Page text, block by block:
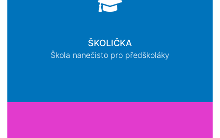
ŠKOLIČKA
Škola nanečisto pro předškoláky